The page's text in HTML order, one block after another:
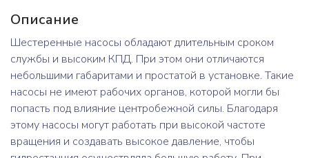
Описание
Шестеренные насосы обладают длительным сроком
службы и высоким КПД. При этом они отличаются
небольшими габаритами и простатой в установке. Такие
насосы не имеют рабочих органов, которой могли бы
попасть под влияние центробежной силы. Благодаря
этому насосы могут работать при высокой частоте
вращения и создавать высокое давление, чтобы